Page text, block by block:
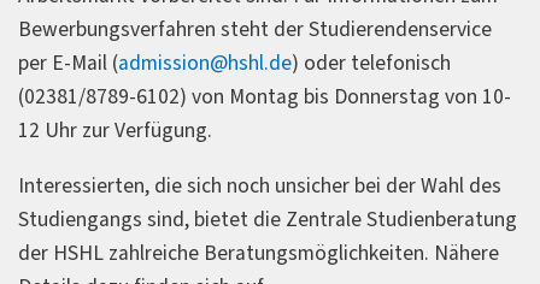
Bewerbungsverfahren steht der Studierendenservice
per E-Mail (admission@hshl.de) oder telefonisch
(02381/8789-6102) von Montag bis Donnerstag von 10-
12 Uhr zur Verfügung.
Interessierten, die sich noch unsicher bei der Wahl des
Studiengangs sind, bietet die Zentrale Studienberatung
der HSHL zahlreiche Beratungsmöglichkeiten. Nähere